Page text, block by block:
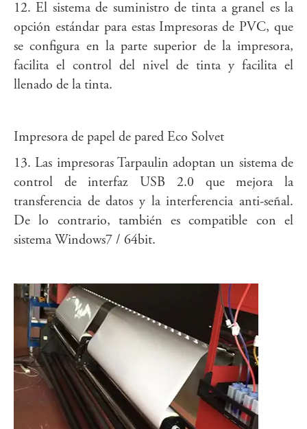
12. El sistema de suministro de tinta a granel es la
opción estándar para estas Impresoras de PVC, que
se configura en la parte superior de la impresora,
facilita el control del nivel de tinta y facilita el
llenado de la tinta.
Impresora de papel de pared Eco Solvet
13. Las impresoras Tarpaulin adoptan un sistema de
control de interfaz USB 2.0 que mejora la
transferencia de datos y la interferencia anti-señal.
De lo contrario, también es compatible con el
sistema Windows7 / 64bit.